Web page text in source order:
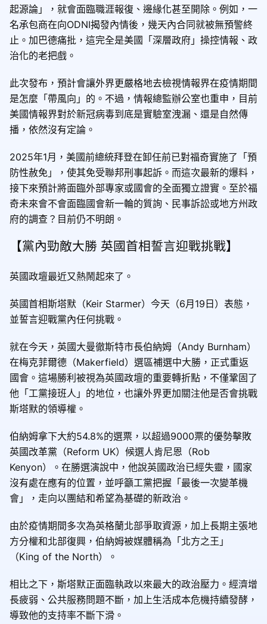
起源論」，就會面臨職涯報復、邊緣化甚至開除。例如，一
名承包商在向ODNI揭發內情後，幾天內合同就被無預警終
止。加巴德痛批，這完全是美國「深層政府」操控情報、政
治化的老把戲。
此次發布，預計會讓外界更嚴格地去檢視情報界在疫情期間
是怎麼「帶風向」的。不過，情報總監辦公室也重申，目前
美國情報界對於新冠病毒到底是實驗室洩漏、還是自然傳
播，依然沒有定論。
2025年1月，美國前總統拜登在卸任前已對福奇實施了「預
防性赦免」，使其免受聯邦刑事起訴。而這次最新的爆料，
接下來預計將面臨外部專家或國會的全面獨立證實。至於福
奇未來會不會面臨國會新一輪的質詢、民事訴訟或地方州政
府的調查？目前仍不明朗。
【黨內勁敵大勝 英國首相誓言迎戰挑戰】
英國政壇最近又熱鬧起來了。
英國首相斯塔默（Keir Starmer）今天（6月19日）表態，
並誓言迎戰黨內任何挑戰。
就在今天，英國大曼徹斯特市長伯納姆（Andy Burnham）
在梅克菲爾德（Makerfield）選區補選中大勝，正式重返
國會。這場勝利被視為英國政壇的重要轉折點，不僅鞏固了
他「工黨接班人」的地位，也讓外界更加關注他是否會挑戰
斯塔默的領導權。
伯納姆拿下大約54.8%的選票，以超過9000票的優勢擊敗
英國改革黨（Reform UK）候選人肯尼恩（Rob
Kenyon）。在勝選演說中，他說英國政治已經失靈，國家
沒有處在應有的位置，並呼籲工黨把握「最後一次變革機
會」，走向以團結和希望為基礎的新政治。
由於疫情期間多次為英格蘭北部爭取資源，加上長期主張地
方分權和北部復興，伯納姆被媒體稱為「北方之王」
（King of the North）。
相比之下，斯塔默正面臨執政以來最大的政治壓力。經濟增
長疲弱、公共服務問題不斷，加上生活成本危機持續發酵，
導致他的支持率不斷下滑。